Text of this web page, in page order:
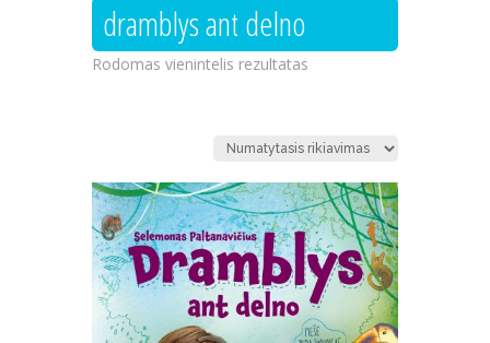
dramblys ant delno
Rodomas vienintelis rezultatas